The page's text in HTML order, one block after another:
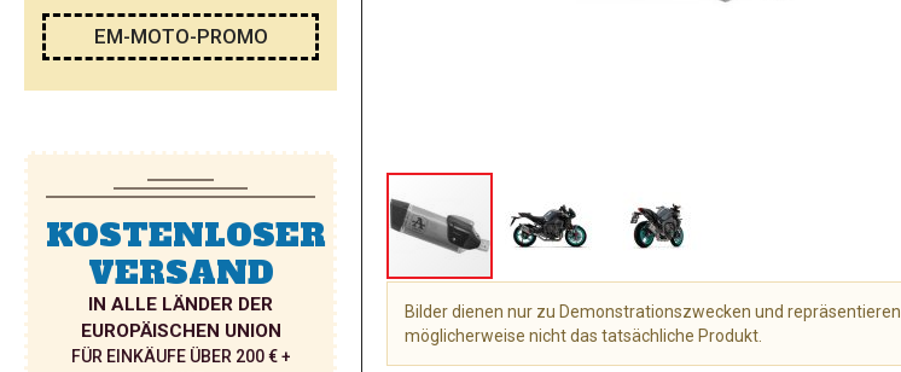
Bilder dienen nur zu Demonstrationszwecken und repräsentieren
möglicherweise nicht das tatsächliche Produkt.
EM-MOTO-PROMO
KOSTENLOSER
VERSAND
IN ALLE LÄNDER DER
EUROPÄISCHEN UNION
FÜR EINKÄUFE ÜBER 200 € +